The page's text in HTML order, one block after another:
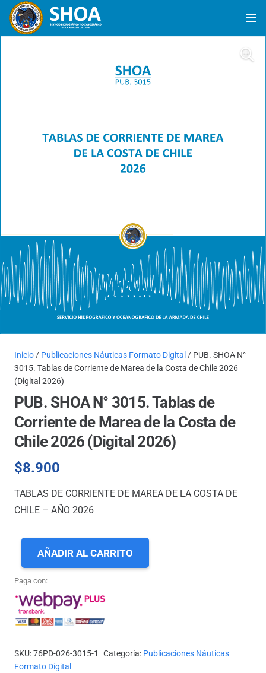
Inicio / Publicaciones Náuticas Formato Digital / PUB. SHOA N°
3015. Tablas de Corriente de Marea de la Costa de Chile 2026
(Digital 2026)
PUB. SHOA N° 3015. Tablas de
Corriente de Marea de la Costa de
Chile 2026 (Digital 2026)
$8.900
TABLAS DE CORRIENTE DE MAREA DE LA COSTA DE
CHILE – AÑO 2026
SHOA
N°
3015.
Tablas
Corriente
AÑADIR AL CARRITO
Paga con:
SKU:76PD-026-3015-1 Categoría: Publicaciones Náuticas
Formato Digital